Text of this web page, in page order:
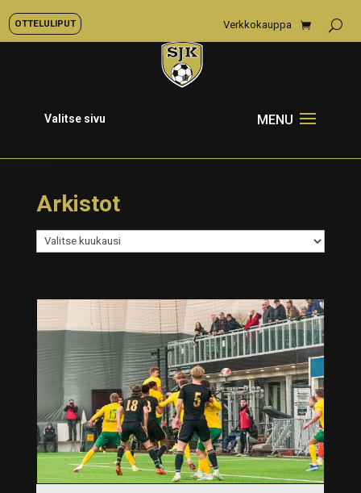
OTTELULIPUT Verkkokauppa
Valitse sivu
Arkistot
Arkistot